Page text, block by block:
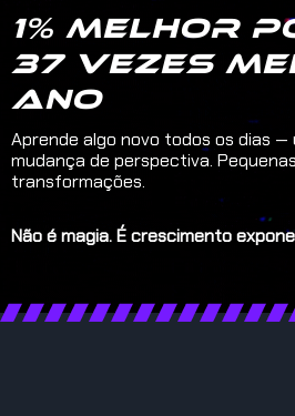
1% melhor
37 vezes
ano
Aprende algo novo todos os dias —
mudança de perspectiva.
transformações.
Não é magia. É crescimento